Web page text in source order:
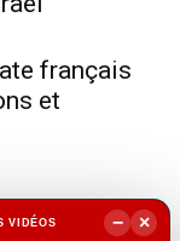
français
et
VIDÉOS − ×